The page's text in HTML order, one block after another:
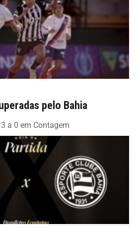
pelo Bahia
a 0 em Contagem